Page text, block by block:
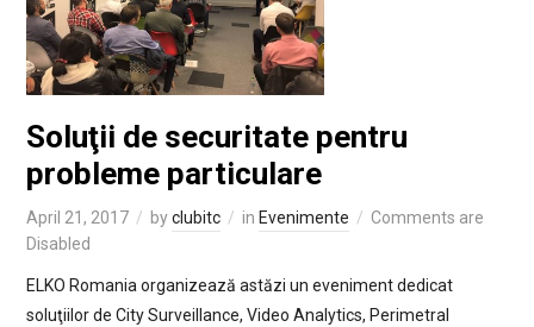
Soluţii de securitate pentru
probleme particulare
April 21, 2017 byclubitc in Evenimente
Comments are
Disabled
ELKO Romania organizează astăzi un eveniment dedicat
soluţiilor de City Surveillance, Video Analytics, Perimetral